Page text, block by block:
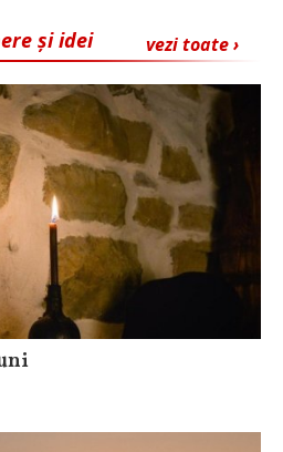
vezi toate ›
și idei